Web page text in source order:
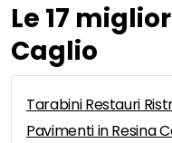
Le 17
Caglio
Tarabini Restauri
Pavimenti in Resina